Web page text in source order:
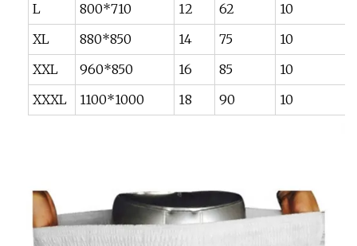
L
800*710 12 62
10
XL
880*850 14 75
10
XXL
960*850 16 85
10
XXXL
1100*1000 18 90 10